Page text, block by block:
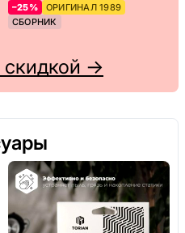
–25%
ОРИГИНАЛ 1989
СБОРНИК
скидкой →